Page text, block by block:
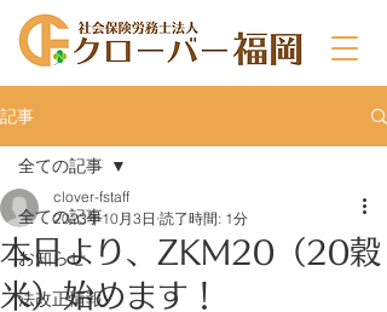
記事
全ての記事
お知らせ
法改正情報
全ての記事
本日より、ZKM20（20穀
米）始めます！
clover-fstaff
2023年10月3日 読了時間: 1分